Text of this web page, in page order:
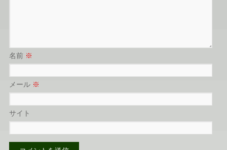
名前 ※
メール ※
サイト